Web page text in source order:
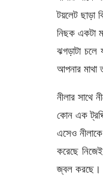
টয়লেট ছাড়া
নিছক একটা
ঝগড়াটা
আপনার মাথা
নীলার সাথে
কোন এক
এসেও
করেছে
জ্বল করছে।